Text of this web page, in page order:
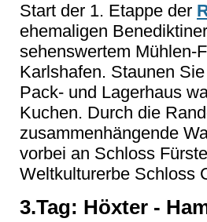
Start der 1. Etappe der
ehemaligen
sehenswertem Mühlen-
Karlshafen. Staunen
Pack- und Lagerhaus
Kuchen. Durch die
zusammenhängende
vorbei an Schloss
Weltkulturerbe Schloss
3.Tag: Höxter -